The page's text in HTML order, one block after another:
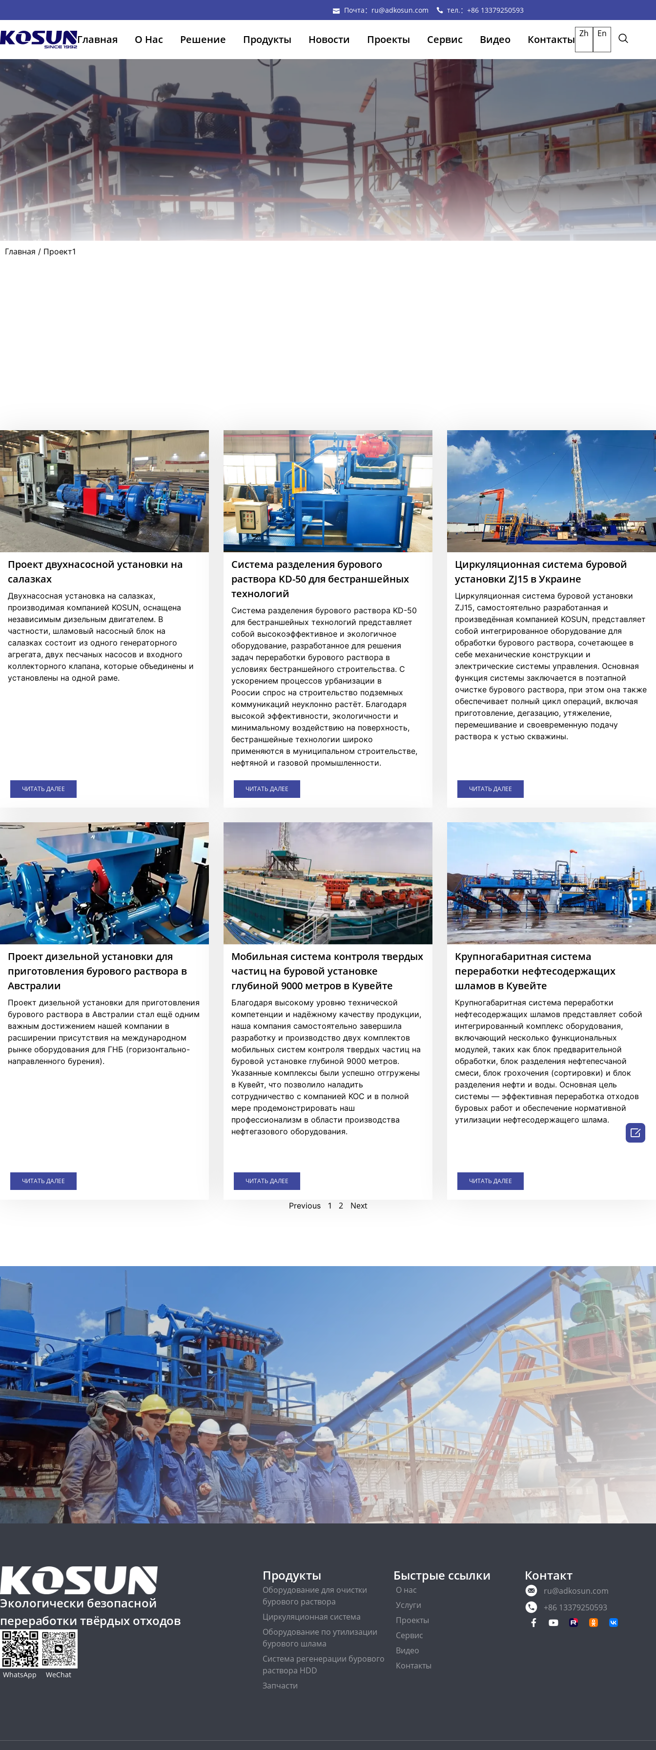
Почта：ru@adkosun.com тел.：+86 13379250593
Главная О Нас Решение Продукты Новости Проекты Сервис Видео Контакты Zh En
Главная / Проект1
Проект двухнасосной установки на
салазках
Двухнасосная установка на салазках,
производимая компанией KOSUN, оснащена
независимым дизельным двигателем. В
частности, шламовый насосный блок на
салазках состоит из одного генераторного
агрегата, двух песчаных насосов и входного
коллекторного клапана, которые объединены и
установлены на одной раме.
ЧИТАТЬ ДАЛЕЕ
Система разделения бурового
раствора KD-50 для бестраншейных
технологий
Система разделения бурового раствора KD-50
для бестраншейных технологий представляет
собой высокоэффективное и экологичное
оборудование, разработанное для решения
задач переработки бурового раствора в
условиях бестраншейного строительства. С
ускорением процессов урбанизации в
Роосии спрос на строительство подземных
коммуникаций неуклонно растёт. Благодаря
высокой эффективности, экологичности и
минимальному воздействию на поверхность,
бестраншейные технологии широко
применяются в муниципальном строительстве,
нефтяной и газовой промышленности.
ЧИТАТЬ ДАЛЕЕ
Циркуляционная система буровой
установки ZJ15 в Украине
Циркуляционная система буровой установки
ZJ15, самостоятельно разработанная и
произведённая компанией KOSUN, представляет
собой интегрированное оборудование для
обработки бурового раствора, сочетающее в
себе механические конструкции и
электрические системы управления. Основная
функция системы заключается в поэтапной
очистке бурового раствора, при этом она также
обеспечивает полный цикл операций, включая
приготовление, дегазацию, утяжеление,
перемешивание и своевременную подачу
раствора к устью скважины.
ЧИТАТЬ ДАЛЕЕ
Проект дизельной установки для
приготовления бурового раствора в
Австралии
Проект дизельной установки для приготовления
бурового раствора в Австралии стал ещё одним
важным достижением нашей компании в
расширении присутствия на международном
рынке оборудования для ГНБ (горизонтально-
направленного бурения).
ЧИТАТЬ ДАЛЕЕ
Мобильная система контроля твердых
частиц на буровой установке
глубиной 9000 метров в Кувейте
Благодаря высокому уровню технической
компетенции и надёжному качеству продукции,
наша компания самостоятельно завершила
разработку и производство двух комплектов
мобильных систем контроля твердых частиц на
буровой установке глубиной 9000 метров.
Указанные комплексы были успешно отгружены
в Кувейт, что позволило наладить
сотрудничество с компанией KOC и в полной
мере продемонстрировать наш
профессионализм в области производства
нефтегазового оборудования.
ЧИТАТЬ ДАЛЕЕ
Крупногабаритная система
переработки нефтесодержащих
шламов в Кувейте
Крупногабаритная система переработки
нефтесодержащих шламов представляет собой
интегрированный комплекс оборудования,
включающий несколько функциональных
модулей, таких как блок предварительной
обработки, блок разделения нефтепесчаной
смеси, блок грохочения (сортировки) и блок
разделения нефти и воды. Основная цель
системы — эффективная переработка отходов
буровых работ и обеспечение нормативной
утилизации нефтесодержащего шлама.
ЧИТАТЬ ДАЛЕЕ
Previous 1 2 Next
Экологически безопасной
переработки твёрдых отходов
WhatsApp WeChat
Продукты
Оборудование для очистки
бурового раствора
Циркуляционная система
Оборудование по утилизации
бурового шлама
Система регенерации бурового
раствора HDD
Запчасти
Быстрые ссылки
О нас
Услуги
Проекты
Сервис
Видео
Контакты
Контакт
ru@adkosun.com
+86 13379250593
